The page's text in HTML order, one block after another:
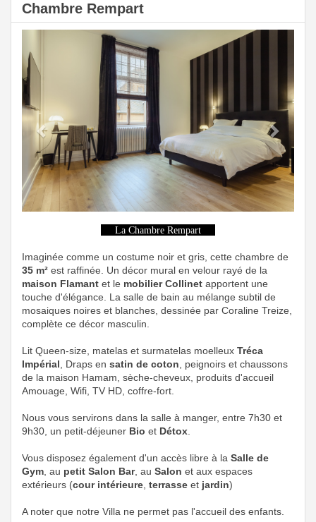
Chambre Rempart
La Chambre Rempart
Imaginée comme un costume noir et gris, cette chambre de
35 m² est raffinée. Un décor mural en velour rayé de la
maison Flamant et le mobilier Collinet apportent une
touche d'élégance. La salle de bain au mélange subtil de
mosaiques noires et blanches, dessinée par Coraline Treize,
complète ce décor masculin.
Lit Queen-size, matelas et surmatelas moelleux Tréca
Impérial, Draps en satin de coton, peignoirs et chaussons
de la maison Hamam, sèche-cheveux, produits d'accueil
Amouage, Wifi, TV HD, coffre-fort.
Nous vous servirons dans la salle à manger, entre 7h30 et
9h30, un petit-déjeuner Bio et Détox.
Vous disposez également d'un accès libre à la Salle de
Gym, au petit Salon Bar, au Salon et aux espaces
extérieurs (cour intérieure, terrasse et jardin)
A noter que notre Villa ne permet pas l'accueil des enfants.